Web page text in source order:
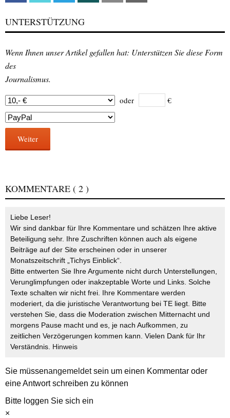
UNTERSTÜTZUNG
Wenn Ihnen unser Artikel gefallen hat: Unterstützen Sie diese Form
des
Journalismus.
oder €
Weiter
KOMMENTARE ( 2 )
Liebe Leser!
Wir sind dankbar für Ihre Kommentare und schätzen Ihre aktive
Beteiligung sehr. Ihre Zuschriften können auch als eigene
Beiträge auf der Site erscheinen oder in unserer
Monatszeitschrift „Tichys Einblick“.
Bitte entwerten Sie Ihre Argumente nicht durch Unterstellungen,
Verunglimpfungen oder inakzeptable Worte und Links. Solche
Texte schalten wir nicht frei. Ihre Kommentare werden
moderiert, da die juristische Verantwortung bei TE liegt. Bitte
verstehen Sie, dass die Moderation zwischen Mitternacht und
morgens Pause macht und es, je nach Aufkommen, zu
zeitlichen Verzögerungen kommen kann. Vielen Dank für Ihr
Verständnis. Hinweis
Sie müssenangemeldetsein um einen Kommentar oder
eine Antwort schreiben zu können
Bitte loggen Sie sich ein
×